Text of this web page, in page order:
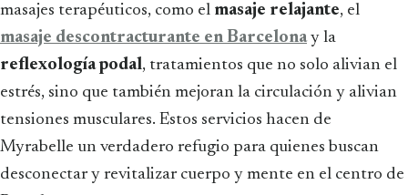
masajes terapéuticos, como el masaje relajante, el
masaje descontracturante en Barcelonay la
reflexología podal, tratamientos que no solo alivian el
estrés, sino que también mejoran la circulación y alivian
tensiones musculares. Estos servicios hacen de
Myrabelle un verdadero refugio para quienes buscan
desconectar y revitalizar cuerpo y mente en el centro de